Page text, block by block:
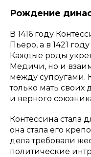
Рождение
В 1416 году
Пьеро, а в 1421
Каждые роды
Медичи, но и
между супругами.
только мать своих
и верного
Контессина
она стала его
дела требовали
политические